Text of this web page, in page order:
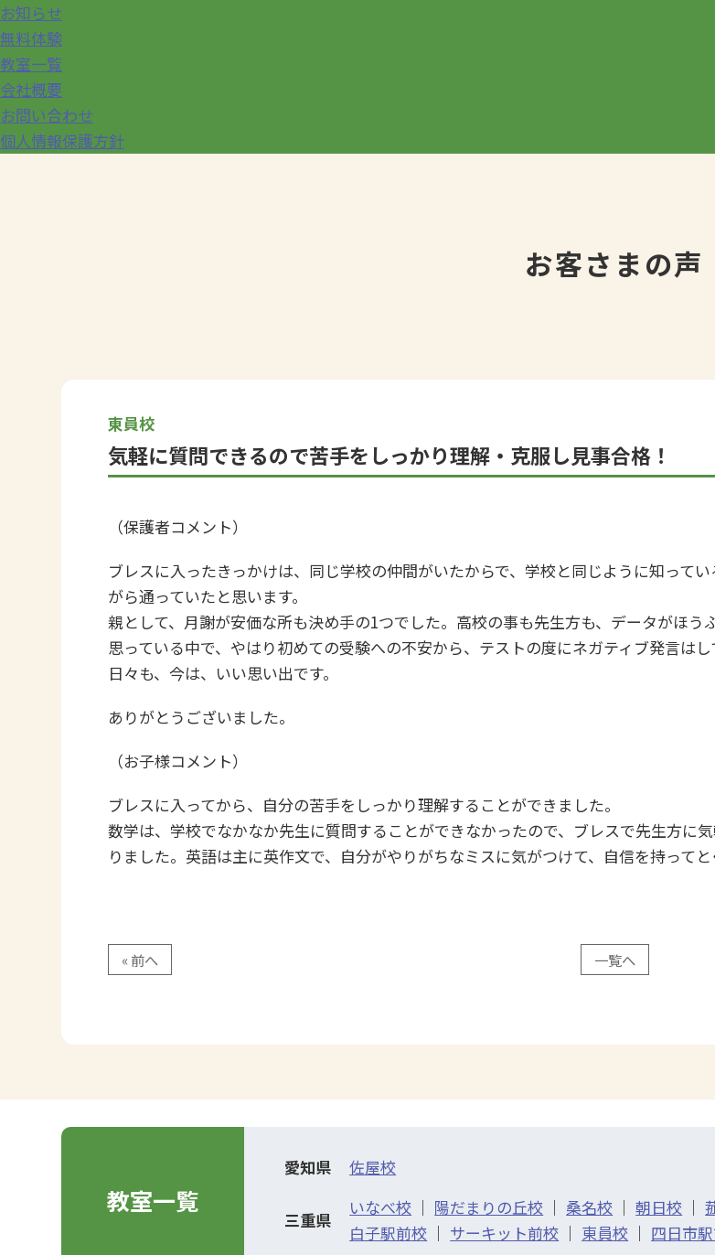
お知らせ
無料体験
教室一覧
会社概要
お問い合わせ
個人情報保護方針
お客さまの声
東員校
気軽に質問できるので苦手をしっかり理解・克服し見事合格！
（保護者コメント）
ブレスに入ったきっかけは、同じ学校の仲間がいたからで、学校と同じように知って
がら通っていたと思います。
親として、月謝が安価な所も決め手の1つでした。高校の事も先生方も、データがほ
思っている中で、やはり初めての受験への不安から、テストの度にネガティブ発言は
日々も、今は、いい思い出です。
ありがとうございました。
（お子様コメント）
ブレスに入ってから、自分の苦手をしっかり理解することができました。
数学は、学校でなかなか先生に質問することができなかったので、ブレスで先生方に
りました。英語は主に英作文で、自分がやりがちなミスに気がつけて、自信を持って
« 前へ 一覧へ
教室一覧
愛知県 佐屋校
三重県
いなべ校 ｜ 陽だまりの丘校 ｜ 桑名校 ｜朝日校 ｜
白子駅前校 ｜ サーキット前校 ｜ 東員校 ｜ 四日市